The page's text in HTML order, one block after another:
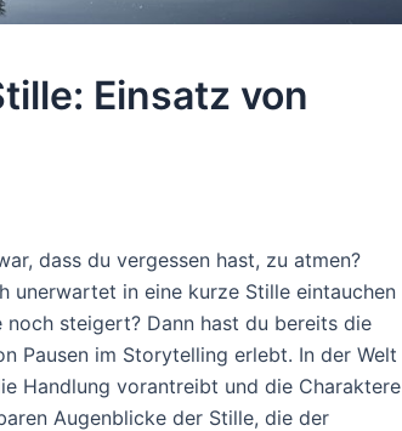
Einsatz von
dass du vergessen hast, zu atmen?
unerwartet in eine kurze Stille eintauchen
steigert? Dann hast du bereits die
Pausen im Storytelling erlebt. In der Welt
Handlung vorantreibt und die Charaktere
Augenblicke der Stille, die der